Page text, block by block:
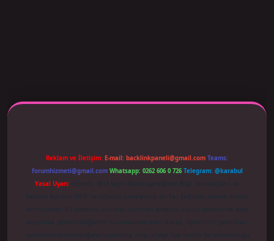
Reklam ve İletişim: E-mail: backlinkpaneli@gmail.com Teams:
forumhizmeti@gmail.com Whatsapp: 0262 606 0 726 Telegram: @karabul
Yasal Uyarı: